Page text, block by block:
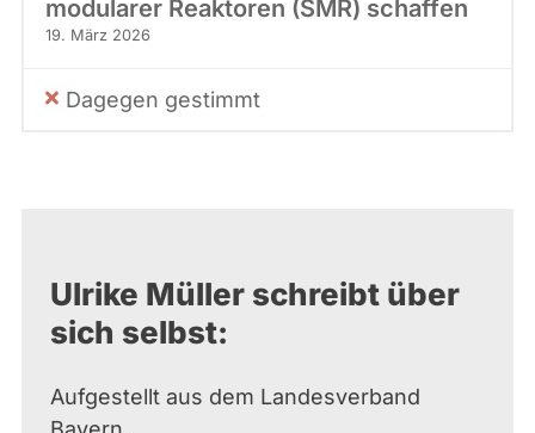
modularer Reaktoren (SMR) schaffen
19. März 2026
Dagegen gestimmt
Ulrike Müller schreibt über
sich selbst:
Aufgestellt aus dem Landesverband